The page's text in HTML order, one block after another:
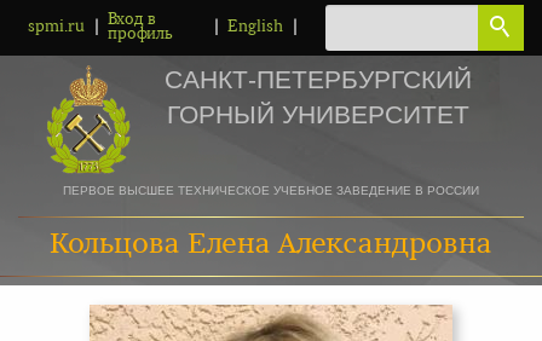
spmi.ru
Вход в
профиль
English
САНКТ-ПЕТЕРБУРГСКИЙ
ГОРНЫЙ УНИВЕРСИТЕТ
ПЕРВОЕ ВЫСШЕЕ ТЕХНИЧЕСКОЕ УЧЕБНОЕ ЗАВЕДЕНИЕ В РОССИИ
Кольцова Елена Александровна